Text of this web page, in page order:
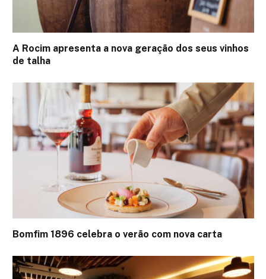
A Rocim apresenta a nova geração dos seus vinhos
de talha
Bomfim 1896 celebra o verão com nova carta